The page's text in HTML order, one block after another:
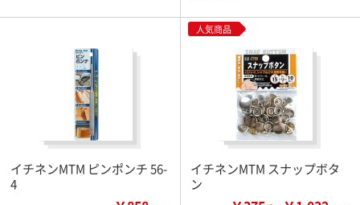
イチネンMTM ピンポンチ 56-
4
人気商品
イチネンMTM スナップボタ
ン